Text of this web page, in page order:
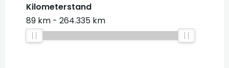
Kilometerstand
89 km
264.335 km